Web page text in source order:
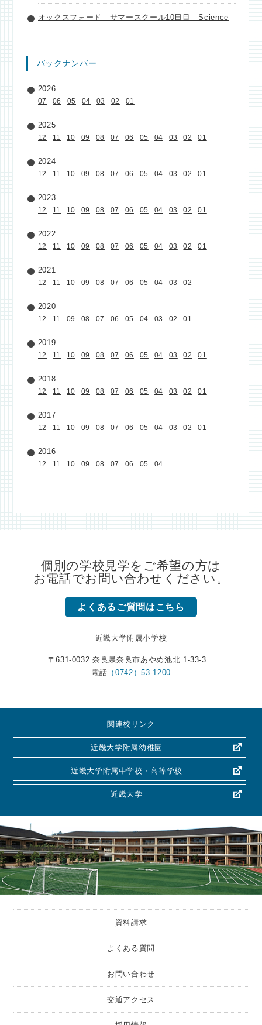
オックスフォード サマースクール10日目 Science
バックナンバー
2026
07 06 05 04 03 02 01
2025
12 11 10 09 08 07 06 05 04 03 02 01
2024
12 11 10 09 08 07 06 05 04 03 02 01
2023
12 11 10 09 08 07 06 05 04 03 02 01
2022
12 11 10 09 08 07 06 05 04 03 02 01
2021
12 11 10 09 08 07 06 05 04 03 02
2020
12 11 09 08 07 06 05 04 03 02 01
2019
12 11 10 09 08 07 06 05 04 03 02 01
2018
12 11 10 09 08 07 06 05 04 03 02 01
2017
12 11 10 09 08 07 06 05 04 03 02 01
2016
12 11 10 09 08 07 06 05 04
個別の学校見学をご希望の方は
お電話でお問い合わせください。
よくあるご質問はこちら
近畿大学附属小学校
〒631-0032 奈良県奈良市あやめ池北 1-33-3
電話 （0742）53-1200
関連校リンク
近畿大学附属幼稚園
近畿大学附属中学校・高等学校
近畿大学
資料請求
よくある質問
お問い合わせ
交通アクセス